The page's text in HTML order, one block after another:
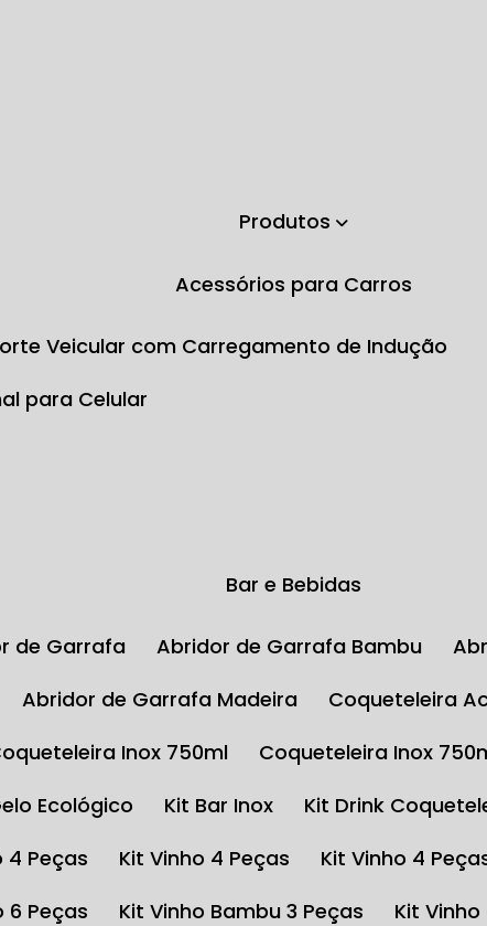
Produtos
Acessórios para Carros
Veicular com Carregamento de Indução
para Celular
Bar e Bebidas
de Garrafa Abridor de Garrafa Bambu
Abridor de Garrafa Madeira
Coqueteleira
Coqueteleira Inox 750ml Coqueteleira Inox
Ecológico
Kit Bar Inox Kit Drink
4 Peças Kit Vinho 4 Peças Kit Vinho 4
6 Peças Kit Vinho Bambu 3 Peças
Kit